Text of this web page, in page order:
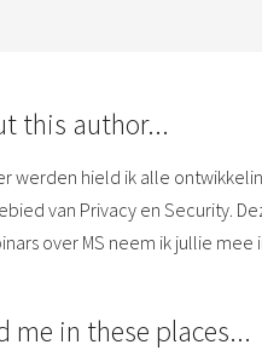
this author...
werden hield ik alle
van Privacy en Security.
over MS neem ik jullie
me in these places...